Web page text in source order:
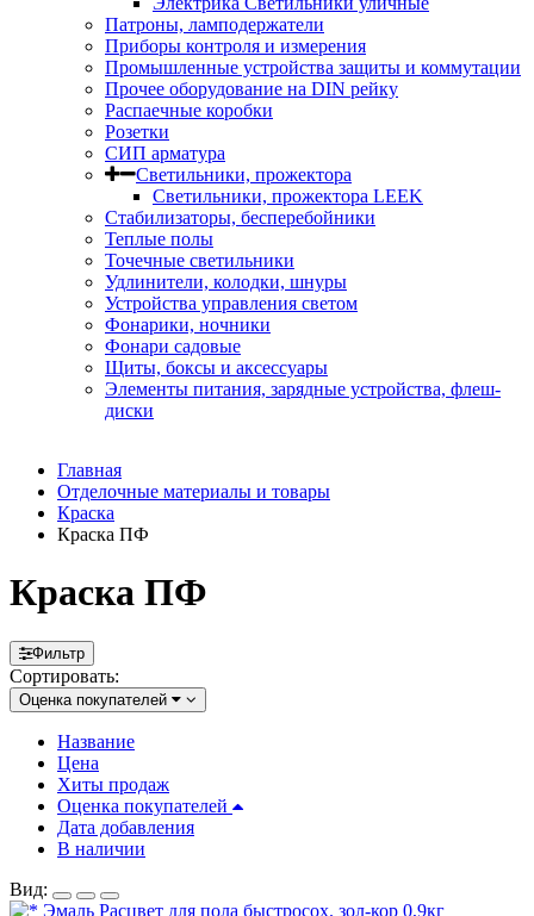
Патроны, ламподержатели
Приборы контроля и измерения
Промышленные устройства защиты и коммутации
Прочее оборудование на DIN рейку
Распаечные коробки
Розетки
СИП арматура
Светильники, прожектора
Светильники, прожектора LEEK
Стабилизаторы, бесперебойники
Теплые полы
Точечные светильники
Удлинители, колодки, шнуры
Устройства управления светом
Фонарики, ночники
Фонари садовые
Щиты, боксы и аксессуары
Элементы питания, зарядные устройства, флеш-
диски
Главная
Отделочные материалы и товары
Краска
Краска ПФ
Краска ПФ
Фильтр
Сортировать:
Оценка покупателей
Название
Цена
Хиты продаж
Оценка покупателей
Дата добавления
В наличии
Вид: